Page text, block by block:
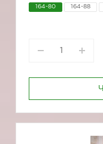
164-80 164-88